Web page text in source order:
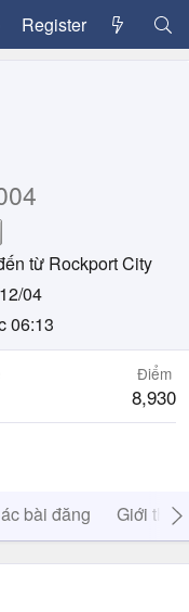
Register
từ Rockport City
04
06:13
Điểm
8,930
bài đăng Giới thiệu